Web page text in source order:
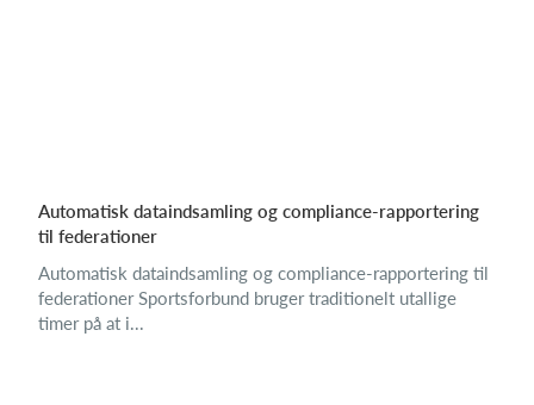
Automatisk dataindsamling og compliance-rapportering
til federationer
Automatisk dataindsamling og compliance-rapportering til
federationer Sportsforbund bruger traditionelt utallige
timer på at i...